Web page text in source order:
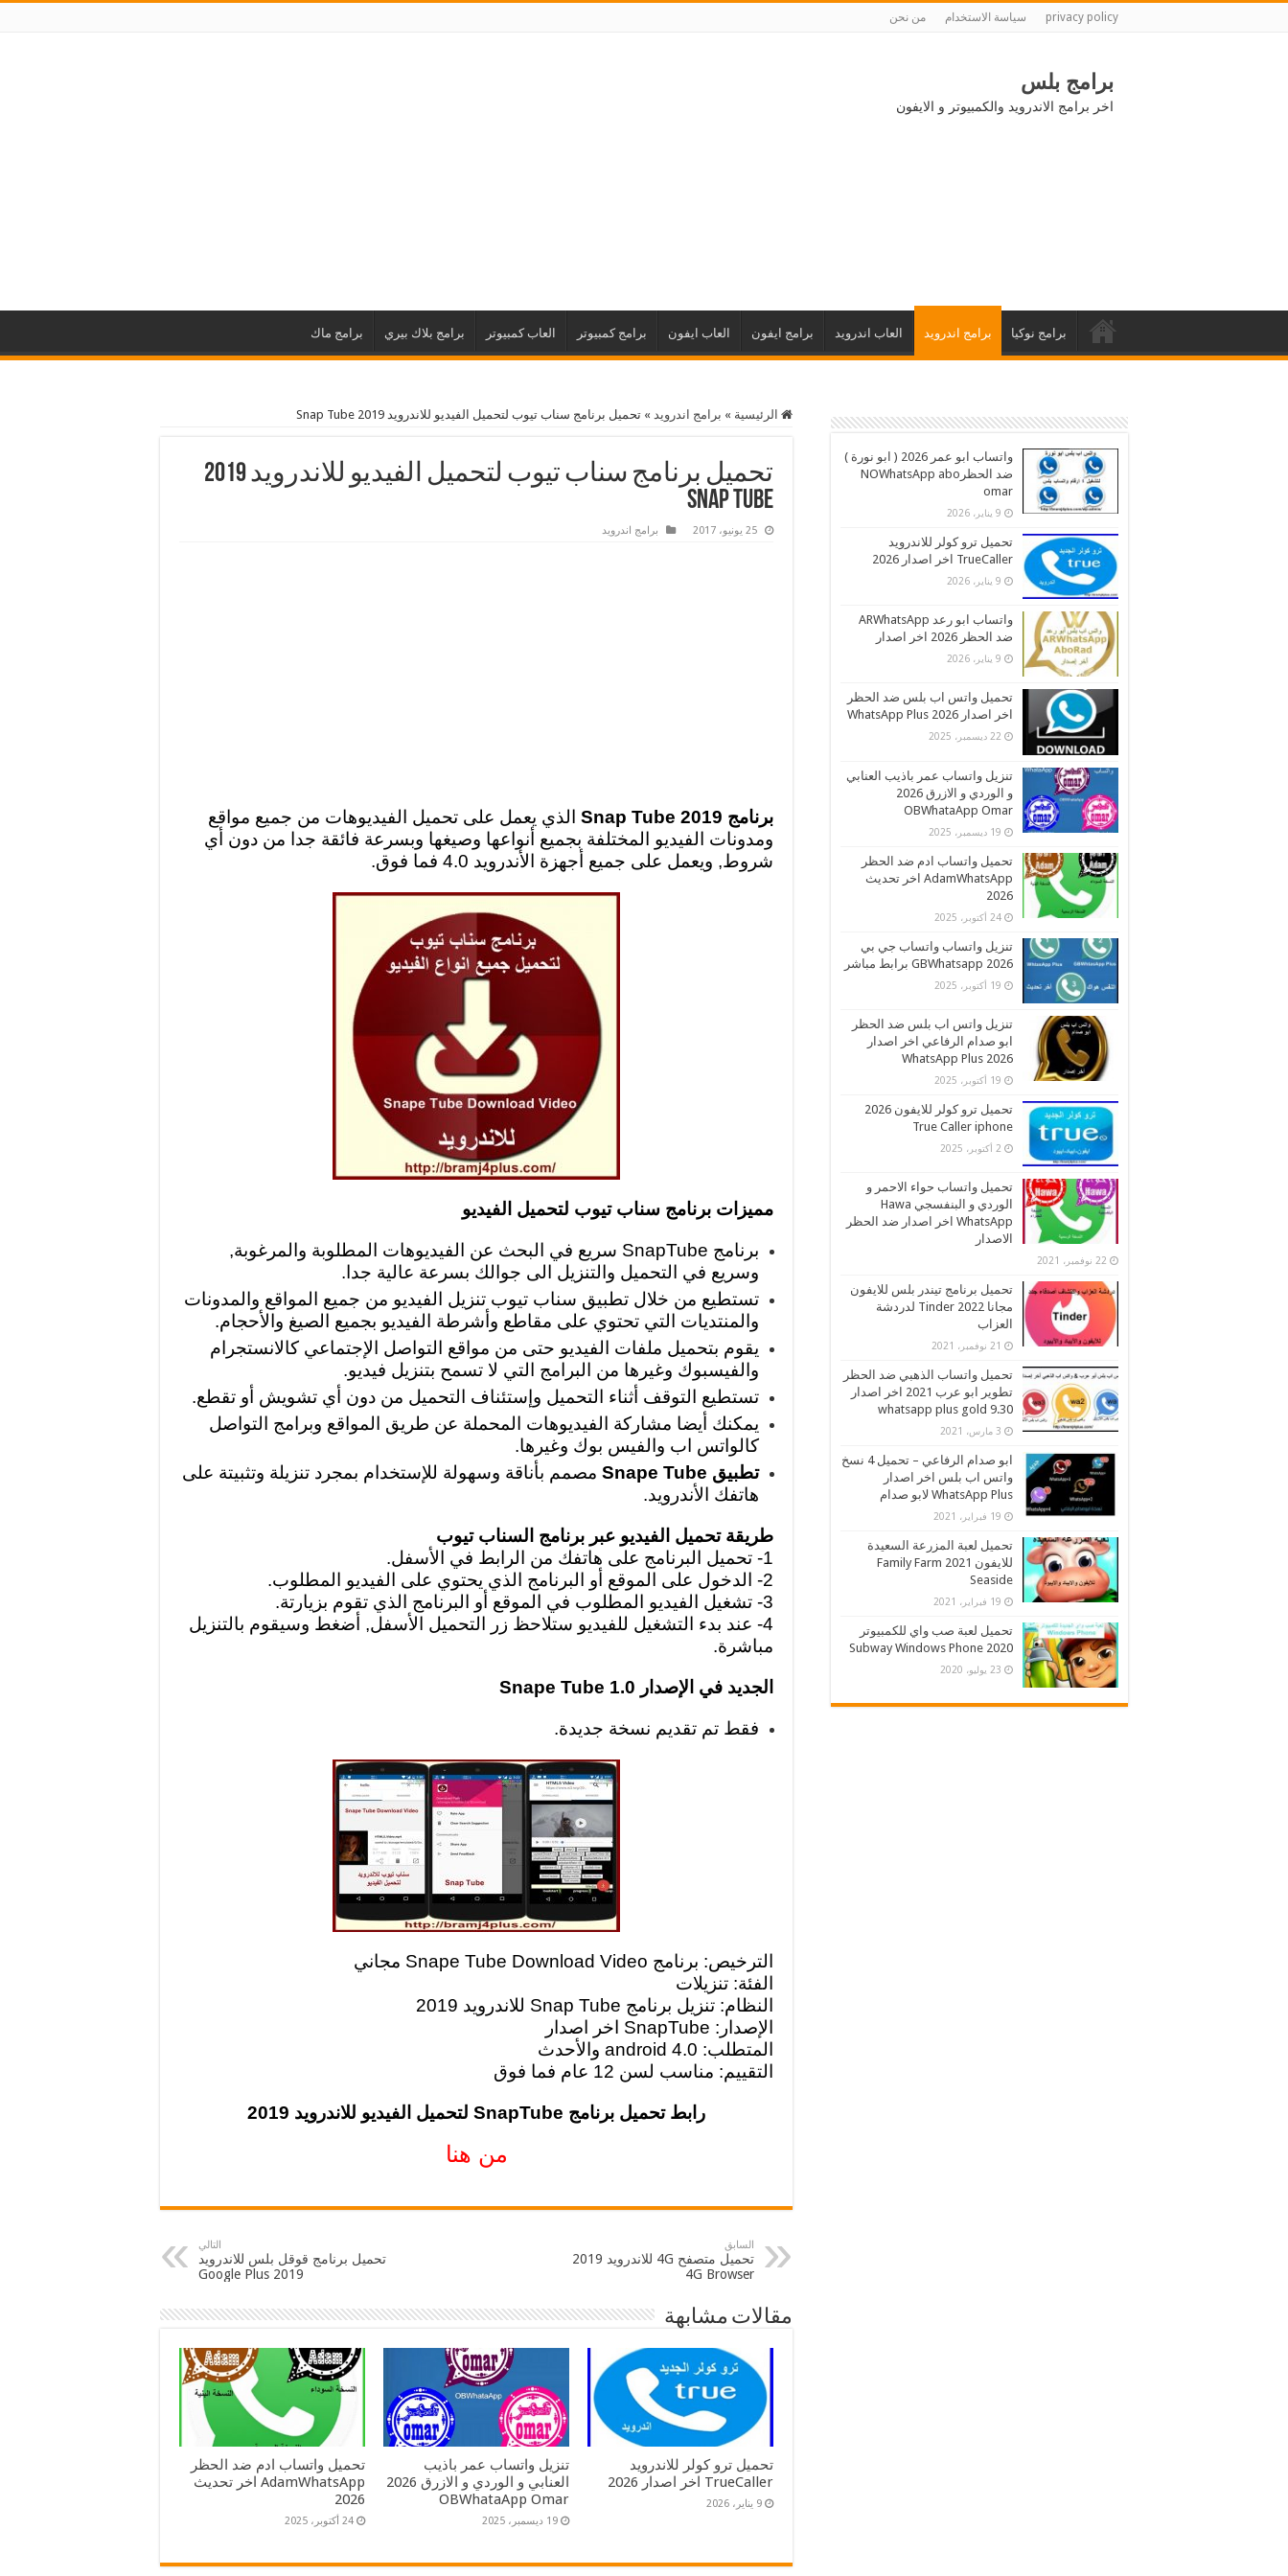
privacy policy سياسة الاستخدام من نحن
برامج بلس
اخر برامج الاندرويد والكمبيوتر و الايفون
برامج نوكيا برامج اندرويد العاب اندرويد برامج ايفون العاب ايفون برامج كمبيوتر العاب كمبيوتر برامج بلاك بيري برامج ماك
الرئيسية » برامج اندرويد » تحميل برنامج سناب تيوب لتحميل الفيديو للاندرويد 2019 Snap Tube
تحميل برنامج سناب تيوب لتحميل الفيديو للاندرويد 2019
Snap Tube
25 يونيو، 2017 برامج اندرويد
برنامج Snap Tube 2019
الذي يعمل على تحميل الفيديوهات من جميع مواقع
ومدونات الفيديو المختلفة بجميع أنواعها وصيغها وبسرعة فائقة جدا من دون أي
شروط, ويعمل على جميع أجهزة الأندرويد 4.0 فما فوق.
مميزات برنامج سناب تيوب لتحميل الفيديو
برنامج SnapTube سريع في البحث عن الفيديوهات المطلوبة والمرغوبة,
وسريع في التحميل والتنزيل الى جوالك بسرعة عالية جدا.
تستطيع من خلال تطبيق سناب تيوب تنزيل الفيديو من جميع المواقع والمدونات
والمنتديات التي تحتوي على مقاطع وأشرطة الفيديو بجميع الصيغ والأحجام.
يقوم بتحميل ملفات الفيديو حتى من مواقع التواصل الإجتماعي كالانستجرام
والفيسبوك وغيرها من البرامج التي لا تسمح بتنزيل فيديو.
تستطيع التوقف أثناء التحميل وإستئناف التحميل من دون أي تشويش أو تقطع.
يمكنك أيضا مشاركة الفيديوهات المحملة عن طريق المواقع وبرامج التواصل
كالواتس اب والفيس بوك وغيرها.
تطبيق Snape Tube
مصمم بأناقة وسهولة للإستخدام بمجرد تنزيلة وتثبيتة على
هاتفك الأندرويد.
طريقة تحميل الفيديو عبر برنامج السناب تيوب
1- تحميل البرنامج على هاتفك من الرابط في الأسفل.
2- الدخول على الموقع أو البرنامج الذي يحتوي على الفيديو المطلوب.
3- تشغيل الفيديو المطلوب في الموقع أو البرنامج الذي تقوم بزيارتة.
4- عند بدء التشغيل للفيديو ستلاحظ زر التحميل الأسفل, أضغط وسيقوم بالتنزيل
مباشرة.
الجديد في الإصدار Snape Tube 1.0
فقط تم تقديم نسخة جديدة.
الترخيص: برنامج Snape Tube Download Video مجاني
الفئة: تنزيلات
النظام: تنزيل برنامج Snap Tube للاندرويد 2019
الإصدار: SnapTube اخر اصدار
المتطلب: android 4.0 والأحدث
التقييم: مناسب لسن 12 عام فما فوق
رابط تحميل برنامج SnapTube لتحميل الفيديو للاندرويد 2019
من هنا
السابق
تحميل متصفح 4G للاندرويد 2019
4G Browser
التالي
تحميل برنامج قوقل بلس للاندرويد
2019 Google Plus
مقالات مشابهة
تحميل ترو كولر للاندرويد
TrueCaller اخر اصدار 2026
9 يناير، 2026
تنزيل واتساب عمر باذيب
العنابي و الوردي و الازرق 2026
OBWhataApp Omar
19 ديسمبر، 2025
تحميل واتساب ادم ضد الحظر
AdamWhatsApp اخر تحديث
2026
24 أكتوبر، 2025
واتساب ابو عمر 2026 ( ابو نورة )
ضد الحظرNOWhatsApp abo
omar
9 يناير، 2026
تحميل ترو كولر للاندرويد
TrueCaller اخر اصدار 2026
9 يناير، 2026
واتساب ابو رعد ARWhatsApp
ضد الحظر 2026 اخر اصدار
9 يناير، 2026
تحميل واتس اب بلس ضد الحظر
اخر اصدار 2026 WhatsApp Plus
22 ديسمبر، 2025
تنزيل واتساب عمر باذيب العنابي
و الوردي و الازرق 2026
OBWhataApp Omar
19 ديسمبر، 2025
تحميل واتساب ادم ضد الحظر
AdamWhatsApp اخر تحديث
2026
24 أكتوبر، 2025
تنزيل واتساب واتساب جي بي
2026 GBWhatsapp برابط مباشر
19 أكتوبر، 2025
تنزيل واتس اب بلس ضد الحظر
ابو صدام الرفاعي اخر اصدار
2026 WhatsApp Plus
19 أكتوبر، 2025
تحميل ترو كولر للايفون 2026
True Caller iphone
2 أكتوبر، 2025
تحميل واتساب حواء الاحمر و
الوردي و البنفسجي Hawa
WhatsApp اخر اصدار ضد الحظر
الاصدار
22 نوفمبر، 2021
تحميل برنامج تيندر بلس للايفون
مجانا 2022 Tinder لدردشة
العزاب
21 نوفمبر، 2021
تحميل واتساب الذهبي ضد الحظر
تطوير ابو عرب 2021 اخر اصدار
whatsapp plus gold 9.30
3 مارس، 2021
ابو صدام الرفاعي – تحميل 4 نسخ
واتس اب بلس اخر اصدار
WhatsApp Plus لابو صدام
19 فبراير، 2021
تحميل لعبة المزرعة السعيدة
للايفون 2021 Family Farm
Seaside
19 فبراير، 2021
تحميل لعبة صب واي للكمبيوتر
2020 Subway Windows Phone
23 يوليو، 2020